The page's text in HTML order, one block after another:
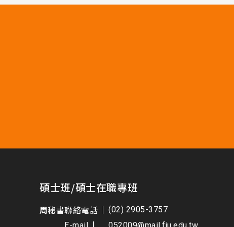
碩士班/碩士在職專班
周秘書聯絡電話
(02) 2905-3757